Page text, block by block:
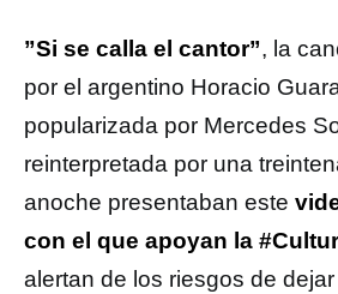
”Si se calla el cantor”, la
por el argentino Horacio
popularizada por Mercedes
reinterpretada por una
anoche presentaban este
con el que apoyan la
alertan de los riesgos de